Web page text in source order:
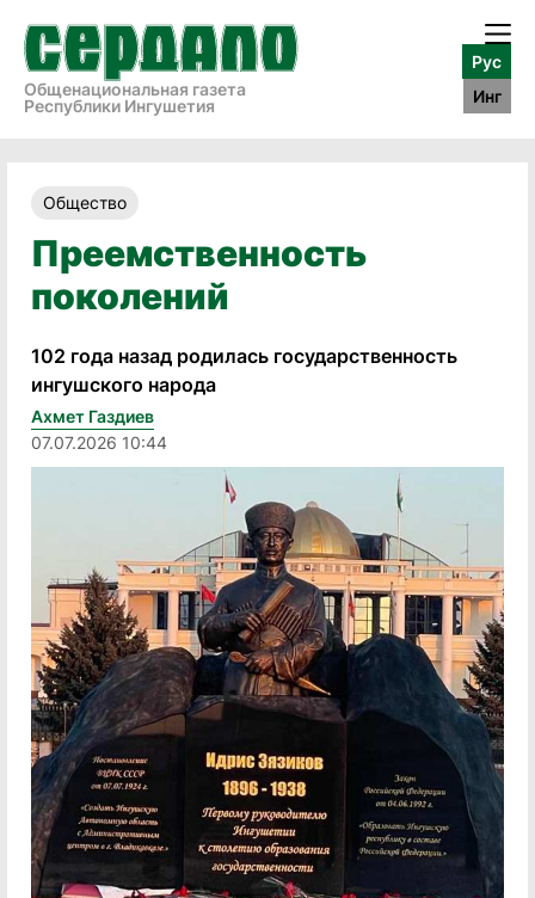
Общенациональная газета
Республики Ингушетия
Рус
Инг
Общество
Преемственность
поколений
102 года назад родилась государственность
ингушского народа
Ахмет Газдиев
07.07.2026 10:44